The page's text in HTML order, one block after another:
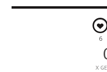
6
X